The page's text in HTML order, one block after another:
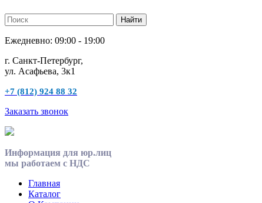
Ежедневно: 09:00 - 19:00
г. Санкт-Петербург,
ул. Асафьева, 3к1
+7 (812) 924 88 32
Заказать звонок
Информация для юр.лиц
мы работаем с НДС
Главная
Каталог